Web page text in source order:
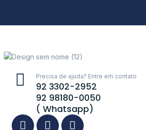
Precisa de ajuda? Entre em contato
92 3302-2952
92 98180-0050
( Whatsapp)